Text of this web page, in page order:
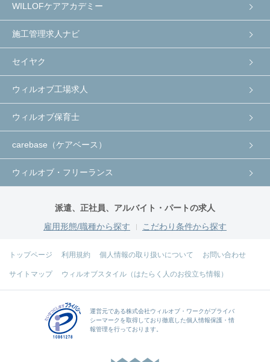
WILLOFケアアカデミー
施工管理求人ナビ
セイヤク
ウィルオブ工場求人
ウィルオブ保育士
carebase（ケアベース）
ウィルオブ・フリーランス
派遣、正社員、アルバイト・パートの求人
雇用形態/職種から探す
こだわり条件から探す
トップページ 利用規約 個人情報の取り扱いについて お問い合わせ
サイトマップ ウィルオブスタイル（はたらく人のお役立ち情報）
運営元である株式会社ウィルオブ・ワークがプライバ
シーマークを取得しており徹底した個人情報保護・情
報管理を行っております。